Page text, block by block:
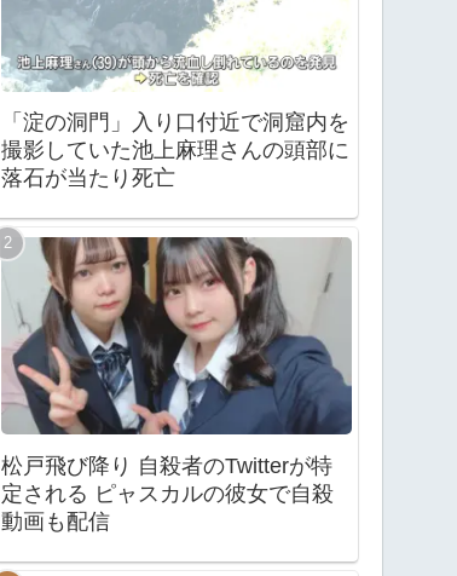
「淀の洞門」入り口付近で洞窟内を
撮影していた池上麻理さんの頭部に
落石が当たり死亡
松戸飛び降り 自殺者のTwitterが特
定される ピャスカルの彼女で自殺
動画も配信